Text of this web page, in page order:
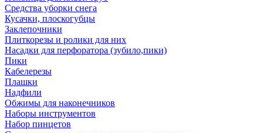
Средства уборки снега
Кусачки, плоскогубцы
Заклепочники
Плиткорезы и ролики для них
Насадки для перфоратора (зубило,пики)
Пики
Кабелерезы
Плашки
Надфили
Обжимы для наконечников
Наборы инструментов
Набор пинцетов